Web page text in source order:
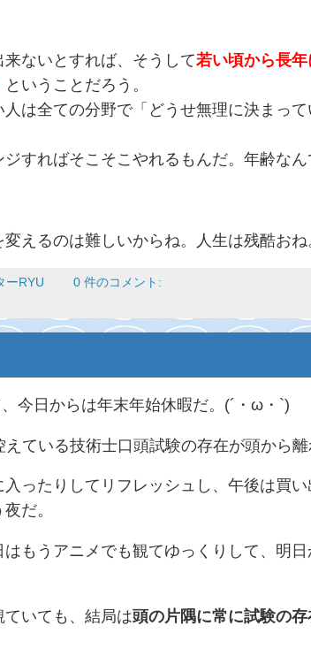
ないとすれば、そうして若い頃から長
ということだろう。
は全ての分野で「どうせ無理に決まっ
すればそこそこやれるもんだ。年齢なん
変えるのは難しいからね。人生は残酷お
ーRYU
0 件のコメント:
今日からは年末年始休暇だ。(´・ω・`)
えている技術士口頭試験の存在が頭から
ったりしてリフレッシュし、午後は買
だ。
もうアニメでも観てゆっくりして、明
ていても、結局は頭の片隅に常に試験の